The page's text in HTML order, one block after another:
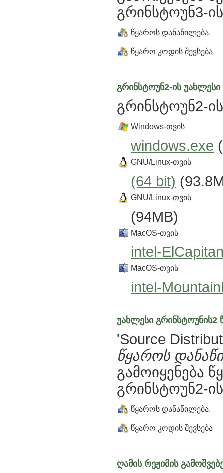
გრინსტოუნ3-
წყაროს დანაწილება.
წყარო კოდის შევსება
გრინსტოუნ2-ის
გრინსტოუნ2-
Windows-თვის
windows.exe
GNU/Linux-თვის
(64 bit)
GNU/Linux-თვის
(94MB)
MacOS-თვის
intel-
MacOS-თვის
intel-
უახლესი გრინსტოუნის2
'Source
წყაროს
გამოიყენება
გრინსტოუნ2-
წყაროს დანაწილება.
წყარო კოდის შევსება
ღამის რეჟიმის